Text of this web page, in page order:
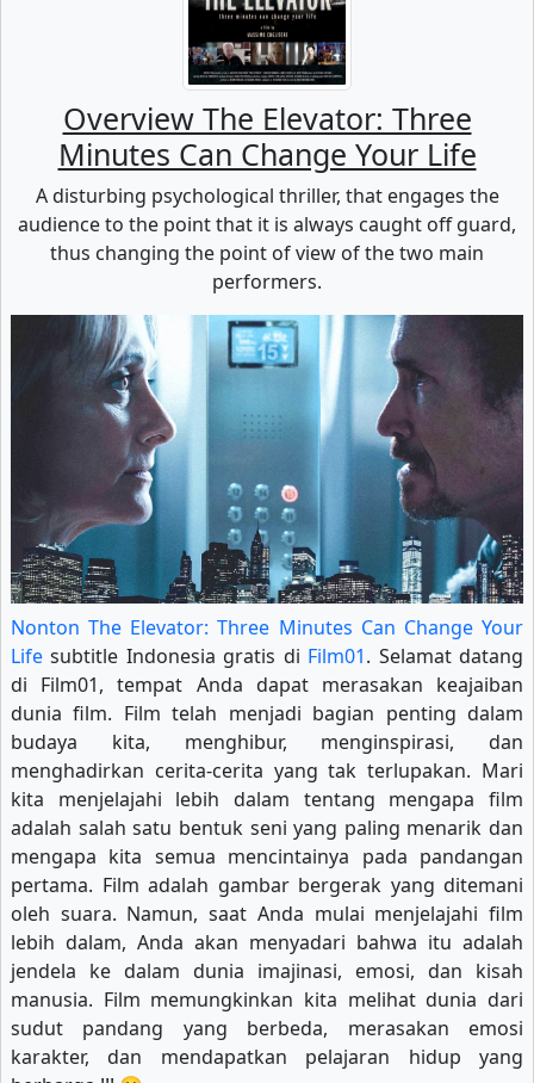
Overview The Elevator: Three
Minutes Can Change Your Life
A disturbing psychological thriller, that engages the
audience to the point that it is always caught off guard,
thus changing the point of view of the two main
performers.
Nonton The Elevator: Three Minutes Can Change Your
Life subtitle Indonesia gratis di Film01. Selamat datang
di Film01, tempat Anda dapat merasakan keajaiban
dunia film. Film telah menjadi bagian penting dalam
budaya kita, menghibur, menginspirasi, dan
menghadirkan cerita-cerita yang tak terlupakan. Mari
kita menjelajahi lebih dalam tentang mengapa film
adalah salah satu bentuk seni yang paling menarik dan
mengapa kita semua mencintainya pada pandangan
pertama. Film adalah gambar bergerak yang ditemani
oleh suara. Namun, saat Anda mulai menjelajahi film
lebih dalam, Anda akan menyadari bahwa itu adalah
jendela ke dalam dunia imajinasi, emosi, dan kisah
manusia. Film memungkinkan kita melihat dunia dari
sudut pandang yang berbeda, merasakan emosi
karakter, dan mendapatkan pelajaran hidup yang